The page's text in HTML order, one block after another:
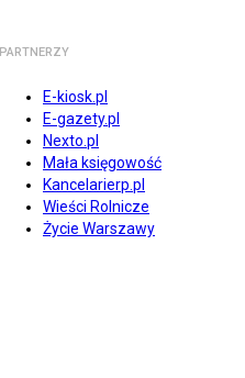
PARTNERZY
E-kiosk.pl
E-gazety.pl
Nexto.pl
Mała księgowość
Kancelarierp.pl
Wieści Rolnicze
Życie Warszawy